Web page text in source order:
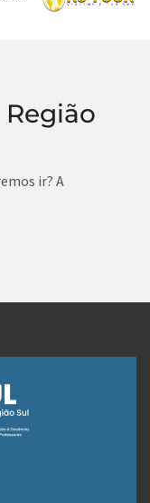
ir? A